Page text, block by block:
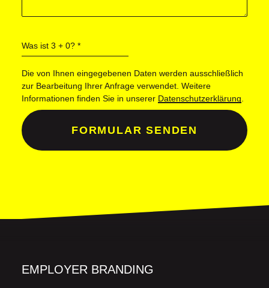
Was ist 3 + 0? *
Die von Ihnen eingegebenen Daten werden ausschließlich
zur Bearbeitung Ihrer Anfrage verwendet. Weitere
Informationen finden Sie in unserer Datenschutzerklärung
FORMULAR SENDEN
EMPLOYER BRANDING